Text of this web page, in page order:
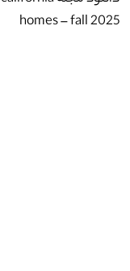
homes – fall 2025